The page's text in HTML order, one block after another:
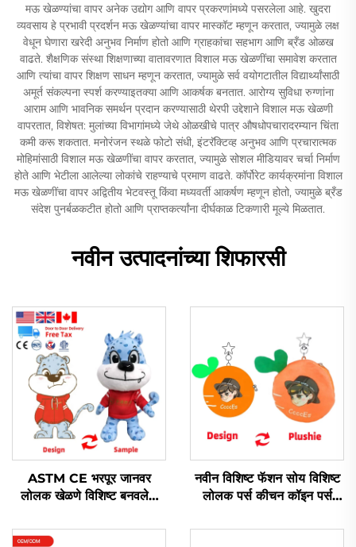
मऊ खेळण्यांचा वापर अनेक उद्योग आणि वापर प्रकरणांमध्ये पसरलेला आहे. खुदरा
व्यवसाय हे प्रभावी प्रदर्शन मऊ खेळण्यांचा वापर मास्कॉट म्हणून करतात, ज्यामुळे लक्ष
वेधून घेणारा खरेदी अनुभव निर्माण होतो आणि ग्राहकांचा सहभाग आणि ब्रँड ओळख
वाढते. शैक्षणिक संस्था शिक्षणाच्या वातावरणात विशाल मऊ खेळणींचा समावेश करतात
आणि त्यांचा वापर शिक्षण साधन म्हणून करतात, ज्यामुळे सर्व वयोगटातील विद्यार्थ्यांसाठी
अमूर्त संकल्पना स्पर्श करण्याइतक्या आणि आकर्षक बनतात. आरोग्य सुविधा रुग्णांना
आराम आणि भावनिक समर्थन प्रदान करण्यासाठी थेरपी उद्देशाने विशाल मऊ खेळणी
वापरतात, विशेषत: मुलांच्या विभागांमध्ये जेथे ओळखीचे पात्र औषधोपचारादरम्यान चिंता
कमी करू शकतात. मनोरंजन स्थळे फोटो संधी, इंटरॅक्टिव्ह अनुभव आणि प्रचारात्मक
मोहिमांसाठी विशाल मऊ खेळणींचा वापर करतात, ज्यामुळे सोशल मीडियावर चर्चा निर्माण
होते आणि भेटीला आलेल्या लोकांचे राहण्याचे प्रमाण वाढते. कॉर्पोरेट कार्यक्रमांना विशाल
मऊ खेळणींचा वापर अद्वितीय भेटवस्तू किंवा मध्यवर्ती आकर्षण म्हणून होतो, ज्यामुळे ब्रँड
संदेश पुनर्बळकटीत होतो आणि प्राप्तकर्त्यांना दीर्घकाळ टिकणारी मूल्ये मिळतात.
नवीन उत्पादनांच्या शिफारसी
ASTM CE भरपूर जानवर
लोलक खेळणे विशिष्ट बनवलेले
नवीन विशिष्ट फॅशन सोय विशिष्ट
लोलक पर्स कीचन कॉइन पर्स